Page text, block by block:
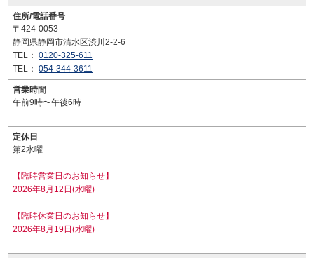
住所/電話番号
〒424-0053
静岡県静岡市清水区渋川2-2-6
TEL： 0120-325-611
TEL： 054-344-3611
営業時間
午前9時〜午後6時
定休日
第2水曜
【臨時営業日のお知らせ】
2026年8月12日(水曜)
【臨時休業日のお知らせ】
2026年8月19日(水曜)